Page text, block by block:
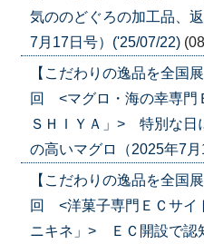
気ののどぐろの加工品、
7月17日号）('25/07/22)
【こだわりの逸品を全国
回 <マグロ・海の幸専門
ＳＨＩＹＡ」> 特別な日
の高いマグロ（2025年7
【こだわりの逸品を全国
回 <洋菓子専門ＥＣサ
ニキネ」> ＥＣ開設で認